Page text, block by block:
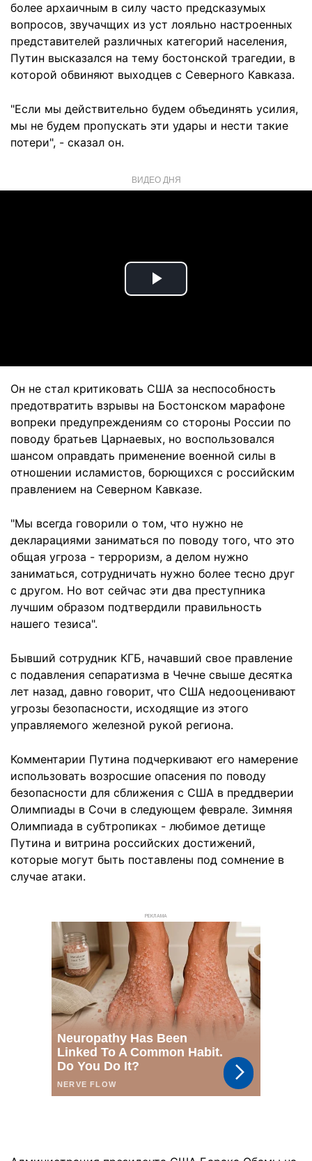
более архаичным в силу часто предсказумых
вопросов, звучачщих из уст лояльно настроенных
представителей различных категорий населения,
Путин высказался на тему бостонской трагедии, в
которой обвиняют выходцев с Северного Кавказа.
"Если мы действительно будем объединять усилия,
мы не будем пропускать эти удары и нести такие
потери", - сказал он.
ВИДЕО ДНЯ
Play
Он не стал критиковать США за неспособность
предотвратить взрывы на Бостонском марафоне
вопреки предупреждениям со стороны России по
поводу братьев Царнаевых, но воспользовался
шансом оправдать применение военной силы в
отношении исламистов, борющихся с российским
правлением на Северном Кавказе.
"Мы всегда говорили о том, что нужно не
декларациями заниматься по поводу того, что это
общая угроза - терроризм, а делом нужно
заниматься, сотрудничать нужно более тесно друг
с другом. Но вот сейчас эти два преступника
лучшим образом подтвердили правильность
нашего тезиса".
Бывший сотрудник КГБ, начавший свое правление
с подавления сепаратизма в Чечне свыше десятка
лет назад, давно говорит, что США недооценивают
угрозы безопасности, исходящие из этого
управляемого железной рукой региона.
Комментарии Путина подчеркивают его намерение
использовать возросшие опасения по поводу
безопасности для сближения с США в преддверии
Олимпиады в Сочи в следующем феврале. Зимняя
Олимпиада в субтропиках - любимое детище
Путина и витрина российских достижений,
которые могут быть поставлены под сомнение в
случае атаки.
РЕКЛАМА